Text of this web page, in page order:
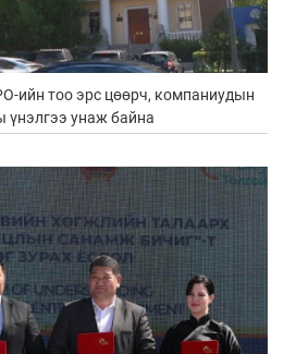
ийн тоо эрс цөөрч, компаниудын
үнэлгээ унаж байна